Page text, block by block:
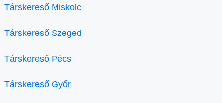
Társkereső Miskolc
Társkereső Szeged
Társkereső Pécs
Társkereső Győr